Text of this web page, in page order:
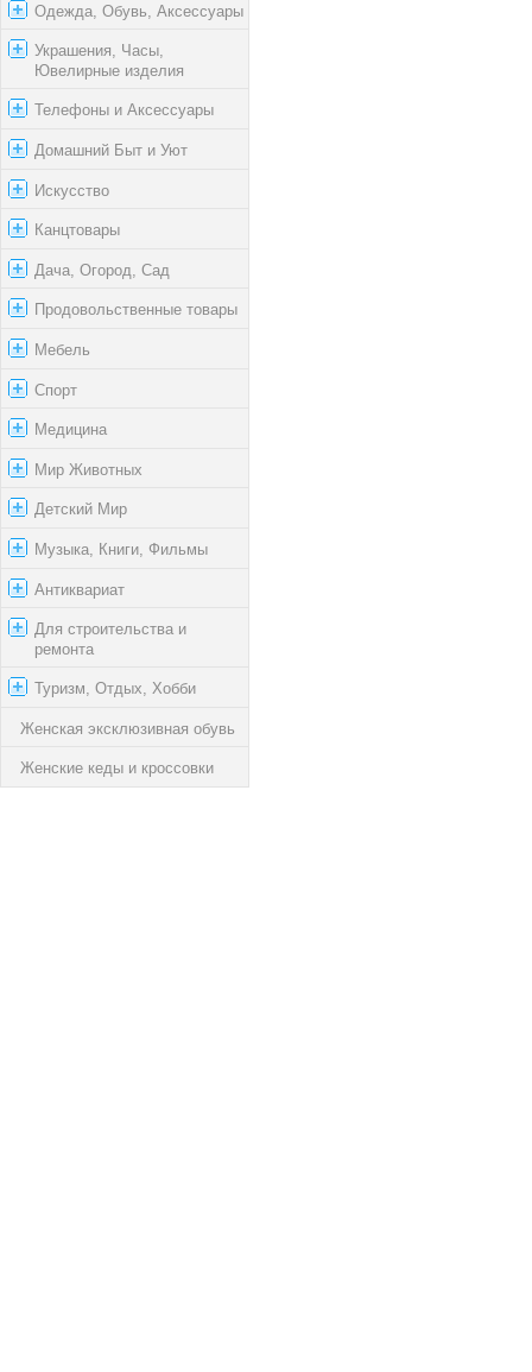
Одежда, Обувь, Аксессуары
Украшения, Часы,
Ювелирные изделия
Телефоны и Аксессуары
Домашний Быт и Уют
Искусство
Канцтовары
Дача, Огород, Сад
Продовольственные товары
Мебель
Спорт
Медицина
Мир Животных
Детский Мир
Музыка, Книги, Фильмы
Антиквариат
Для строительства и
ремонта
Туризм, Отдых, Хобби
Женская эксклюзивная обувь
Женские кеды и кроссовки